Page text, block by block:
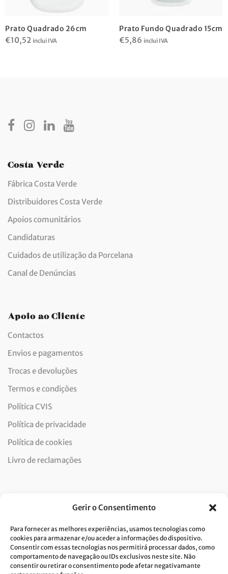
Gerir o Consentimento
Para fornecer as melhores experiências, usamos tecnologias como
cookies para armazenar e/ou aceder a informações do dispositivo.
Consentir com essas tecnologias nos permitirá processar dados, como
comportamento de navegação ou IDs exclusivos neste site. Não
consentir ou retirar o consentimento pode afetar negativamante
Prato Quadrado 26cm
€10,52 inclui IVA
Prato Fundo Quadrado 15cm
€5,86 inclui IVA
Costa Verde
Fábrica Costa Verde
Distribuidores Costa Verde
Apoios comunitários
Candidaturas
Cuidados de utilização da Porcelana
Canal de Denúncias
Apoio ao Cliente
Contactos
Envios e pagamentos
Trocas e devoluções
Termos e condições
Política CVIS
Política de privacidade
Política de cookies
Livro de reclamações
Dou consentimento ao tratamento de dados e aceito a
política de privacidade.*